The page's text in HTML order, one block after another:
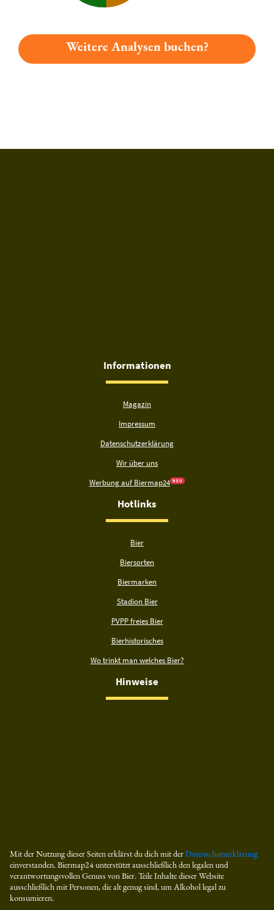
Weitere Analysen buchen?
Informationen
Magazin
Impressum
Datenschutzerklärung
Wir über uns
Werbung auf Biermap24 N E U
Hotlinks
Bier
Biersorten
Biermarken
Stadion Bier
PVPP freies Bier
Bierhistorisches
Wo trinkt man welches Bier?
Hinweise
Mit der Nutzung dieser Seiten erklärst du dich mit derDatenschutzerklärung
einverstanden. Biermap24 unterstützt ausschließlich den legalen und
verantwortungsvollen Genuss von Bier. Teile Inhalte dieser Website
ausschließlich mit Personen, die alt genug sind, um Alkohol legal zu
konsumieren.